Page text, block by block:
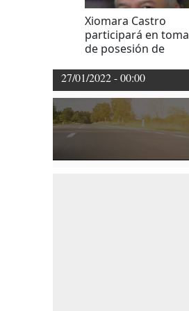
Xiomara Castro
participará en toma
de posesión de
Guatemala
27/01/2022 - 00:00